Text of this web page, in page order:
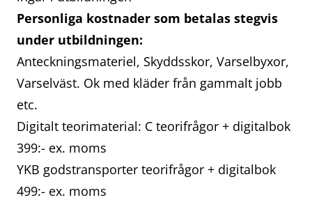
Personliga kostnader som betalas stegvis
under utbildningen:
Anteckningsmateriel, Skyddsskor, Varselbyxor,
Varselväst. Ok med kläder från gammalt jobb
etc.
Digitalt teorimaterial: C teorifrågor + digitalbok
399:- ex. moms
YKB godstransporter teorifrågor + digitalbok
499:- ex. moms